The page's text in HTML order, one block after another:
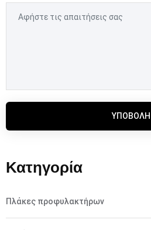
ΥΠΟΒΟΛΉ
Κατηγορία
Πλάκες προφυλακτήρων